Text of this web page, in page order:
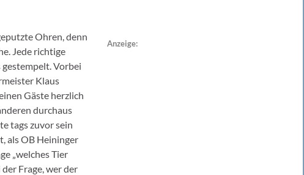
Ohren, denn
Jede richtige
Vorbei
Klaus
Gäste herzlich
durchaus
tags zuvor sein
als OB Heininger
„welches Tier
Frage, wer der
Anzeige: